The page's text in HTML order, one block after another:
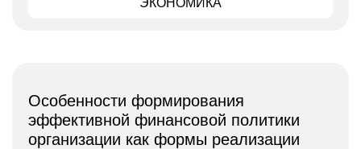
ЭКОНОМИКА
Особенности формирования
эффективной финансовой политики
организации как формы реализации